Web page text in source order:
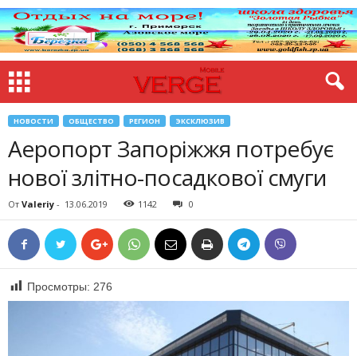
НОВОСТИ ОБЩЕСТВО РЕГИОН ЭКСКЛЮЗИВ
Аеропорт Запоріжжя потребує
нової злітно-посадкової смуги
От Valeriy - 13.06.2019 1142 0
Просмотры: 276